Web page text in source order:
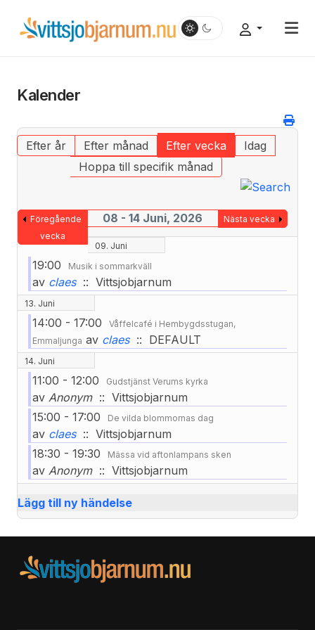
Kalender
Efter år Efter månad Efter vecka
Idag
Hoppa till specifik månad
Föregående
vecka
08 - 14 Juni, 2026 Nästa vecka
09. Juni
19:00 Musik i sommarkväll
av claes:: Vittsjobjarnum
13. Juni
14:00 - 17:00
Våffelcafé i Hembygdsstugan,
Emmaljunga av claes:: DEFAULT
14. Juni
11:00 - 12:00 Gudstjänst Verums kyrka
av Anonym:: Vittsjobjarnum
15:00 - 17:00
De vilda blommornas dag
av claes:: Vittsjobjarnum
18:30 - 19:30
Mässa vid aftonlampans sken
av Anonym:: Vittsjobjarnum
Lägg till ny händelse